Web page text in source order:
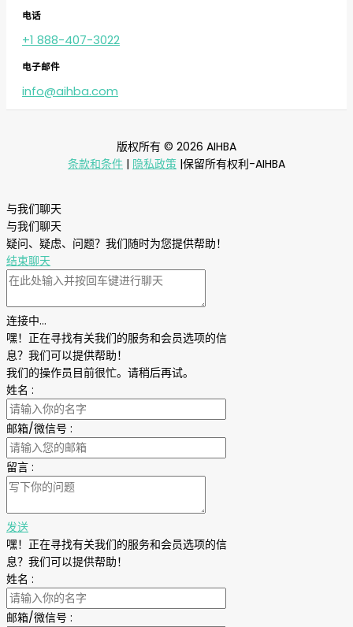
电话
+1 888-407-3022
电子邮件
info@aihba.com
版权所有 © 2026 AIHBA
条款和条件 | 隐私政策 |保留所有权利-AIHBA
与我们聊天
与我们聊天
疑问、疑虑、问题？我们随时为您提供帮助！
结束聊天
连接中...
嘿！正在寻找有关我们的服务和会员选项的信
息？我们可以提供帮助！
我们的操作员目前很忙。请稍后再试。
姓名 :
邮箱/微信号 :
留言 :
发送
嘿！正在寻找有关我们的服务和会员选项的信
息？我们可以提供帮助！
姓名 :
邮箱/微信号 :